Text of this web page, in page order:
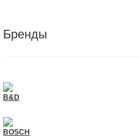
Бренды
B&D
BOSCH